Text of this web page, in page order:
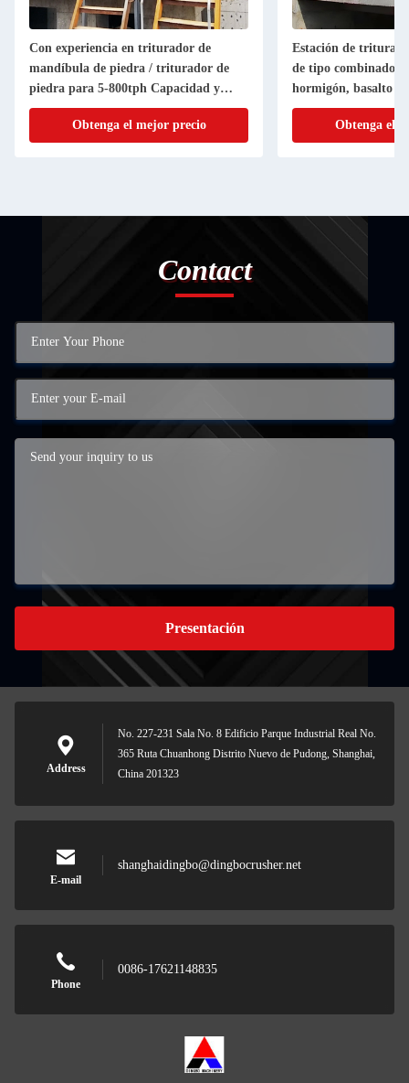
Con experiencia en triturador de
mandíbula de piedra / triturador de
piedra para 5-800tph Capacidad y
certificación ISO
Obtenga el mejor precio
Estación de
de tipo combinado
hormigón, basalto y
Obtenga el
Contact
Presentación
Address
No. 227-231 Sala No. 8 Edificio Parque Industrial Real No.
365 Ruta Chuanhong Distrito Nuevo de Pudong, Shanghai,
China 201323
E-mail
shanghaidingbo@dingbocrusher.net
Phone
0086-17621148835